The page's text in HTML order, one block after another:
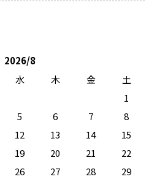
2026/8
水 木 金
土
1
5 6 7
8
12 13 14
15
19 20 21
22
26 27 28
29